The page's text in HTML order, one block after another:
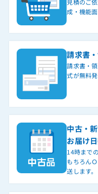
成・機能
請求書
請求書・
式が無料発
中古・
お届け
14時まで
もちろん
送します。